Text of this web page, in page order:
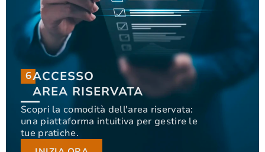
6ACCESSO
AREA RISERVATA
Scopri la comodità dell'area riservata:
una piattaforma intuitiva per gestire le
tue pratiche.
6
ACCESSO
AREA RISERVATA
Scopri la comodità dell'area riservata: una
piattaforma intuitiva per gestire le tue pratiche.